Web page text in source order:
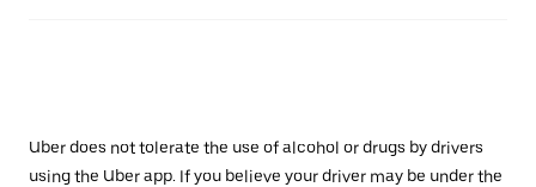
Uber does not tolerate the use of alcohol or drugs by drivers
using the Uber app. If you believe your driver may be under the